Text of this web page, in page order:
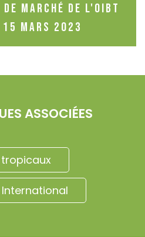
marché de l'OIBT
15 mars 2023
ASSOCIÉES
tropicaux